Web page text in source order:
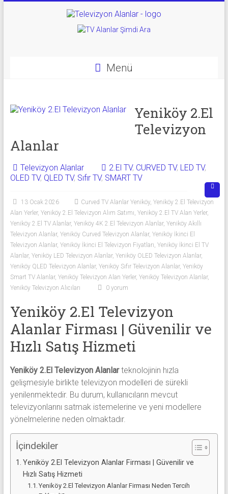
Televizyon
Televizyon
|
TV
Alanlar
İkinci
El
Sıfır
Televizyon
Alanlar ile
iletişim
kurarak
el
televizyonlarınızı
hemen
bize
nakit
ödeme
alabilirsiniz.
TV
alanlar
adresten
alım
Menü
Yeniköy 2.El
Televizyon
Alanlar
Televizyon Alanlar 2.El TV, CURVED TV, LED TV,
OLED TV, QLED TV, Sıfır TV, SMART TV
13 Ocak 2026 Curved TV Alanlar Yeniköy, Yeniköy 2.El Televizyon
Alan Yerler, Yeniköy 2.El Televizyon Alım Satımı, Yeniköy 2.El TV Alan Yerler,
Yeniköy 2.El TV Alanlar, Yeniköy 4K 2.El Televizyon Alanlar, Yeniköy Akıllı
Televizyon Alanlar, Yeniköy Curved Televizyon Alanlar, Yeniköy İkinci El
Televizyon Alanlar, Yeniköy İkinci El Televizyon Fiyatları, Yeniköy İkinci El TV
Alanlar, Yeniköy LED Televizyon Alanlar, Yeniköy OLED Televizyon Alanlar,
Yeniköy QLED Televizyon Alanlar, Yeniköy Sıfır Televizyon Alanlar, Yeniköy
Smart TV Alanlar, Yeniköy Televizyon Alan Yerler, Yeniköy Televizyon Alanlar,
Yeniköy Televizyon Alıcıları
0 yorum
Yeniköy 2.El Televizyon
Alanlar Firması | Güvenilir ve
Hızlı Satış Hizmeti
Yeniköy 2.El Televizyon Alanlarteknolojinin hızla
gelişmesiyle birlikte televizyon modelleri de sürekli
yenilenmektedir. Bu durum, kullanıcıların mevcut
televizyonlarını satmak istemelerine ve yeni modellere
yönelmelerine neden olmaktadır.
İçindekiler
Yeniköy 2.El Televizyon Alanlar Firması | Güvenilir ve
Hızlı Satış Hizmeti
Yeniköy 2.El Televizyon Alanlar Firması Neden Tercih